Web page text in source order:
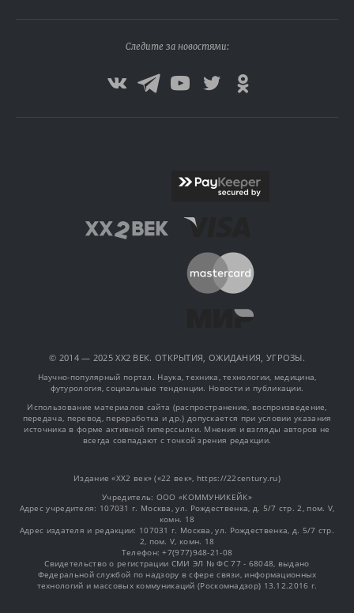
Следите за новостями:
© 2014 — 2025 XX2 ВЕК. ОТКРЫТИЯ, ОЖИДАНИЯ, УГРОЗЫ.
Научно-популярный портал. Наука, техника, технологии, медицина,
футурология, социальные тенденции. Новости и публикации.
Использование материалов сайта (распространение, воспроизведение,
передача, перевод, переработка и др.) допускается при условии указания
источника в форме активной гиперссылки. Мнения и взгляды авторов не
всегда совпадают с точкой зрения редакции.
Издание «XX2 век» («22 век», https://22century.ru)
Учредитель: OOO «КОММУНИКЕЙК»
Адрес учредителя: 107031 г. Москва, ул. Рождественка, д. 5/7 стр. 2, пом. V,
комн. 18
Адрес издателя и редакции: 107031 г. Москва, ул. Рождественка, д. 5/7 стр.
2, пом. V, комн. 18
Телефон: +7(977)948-21-08
Свидетельство о регистрации СМИ ЭЛ № ФС 77 - 68048, выдано
Федеральной службой по надзору в сфере связи, информационных
технологий и массовых коммуникаций (Роскомнадзор) 13.12.2016 г.